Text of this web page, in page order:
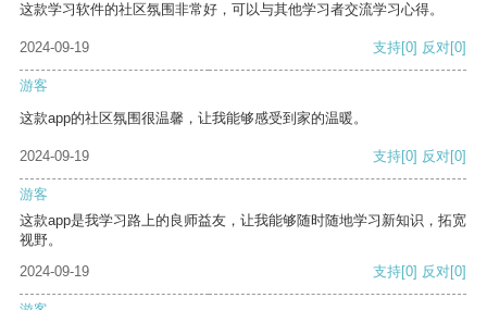
这款学习软件的社区氛围非常好，可以与其他学习者交流学习心得。
2024-09-19 支持[0] 反对[0]
游客
这款app的社区氛围很温馨，让我能够感受到家的温暖。
2024-09-19 支持[0] 反对[0]
游客
这款app是我学习路上的良师益友，让我能够随时随地学习新知识，拓宽
视野。
2024-09-19
支持[0] 反对[0]